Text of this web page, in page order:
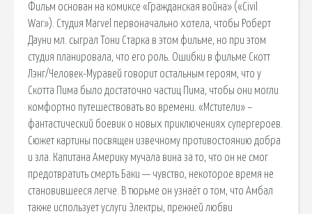
Фильм основан на комиксе «Гражданская война» («Civil
War»). Студия Marvel первоначально хотела, чтобы Роберт
Дауни мл. сыграл Тони Старка в этом фильме, но при этом
студия планировала, что его роль. Ошибки в фильме Скотт
Лэнг/Человек-Муравей говорит остальным героям, что у
Скотта Пима было достаточно частиц Пима, чтобы они могли
комфортно путешествовать во времени. «Мстители» –
фантастический боевик о новых приключениях супергероев.
Сюжет картины посвящен извечному противостоянию добра
и зла. Капитана Америку мучала вина за то, что он не смог
предотвратить смерть Баки — чувство, некоторое время не
становившееся легче. В тюрьме он узнаёт о том, что Амбал
также использует услуги Электры, прежней любви